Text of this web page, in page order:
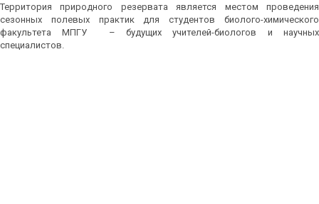
Территория природного резервата является местом проведения
сезонных полевых практик для студентов биолого-химического
факультета МПГУ – будущих учителей-биологов и научных
специалистов.